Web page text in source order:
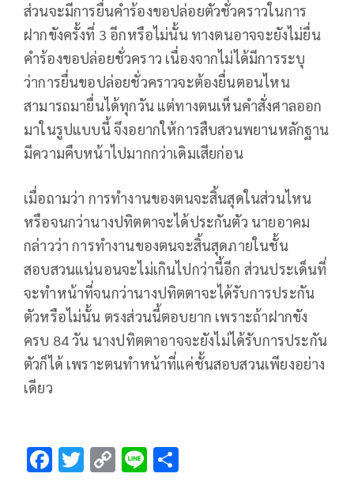
ส่วนจะมีการยื่นคำร้องขอปล่อยตัวชั่วคราวในการ
ฝากขังครั้งที่ 3 อีกหรือไม่นั้น ทางตนอาจจะยังไม่ยื่น
คำร้องขอปล่อยชั่วคราว เนื่องจากไม่ได้มีการระบุ
ว่าการยื่นขอปล่อยชั่วคราวจะต้องยื่นตอนไหน
สามารถมายื่นได้ทุกวัน แต่ทางตนเห็นคำสั่งศาลออก
มาในรูปแบบนี้ จึงอยากให้การสืบสวนพยานหลักฐาน
มีความคืบหน้าไปมากกว่าเดิมเสียก่อน
เมื่อถามว่า การทำงานของตนจะสิ้นสุดในส่วนไหน
หรือจนกว่านางปทิตตาจะได้ประกันตัว นายอาคม
กล่าวว่า การทำงานของตนจะสิ้นสุดภายในชั้น
สอบสวนแน่นอนจะไม่เกินไปกว่านี้อีก ส่วนประเด็นที่
จะทำหน้าที่จนกว่านางปทิตตาจะได้รับการประกัน
ตัวหรือไม่นั้น ตรงส่วนนี้ตอบยาก เพราะถ้าฝากขัง
ครบ 84 วัน นางปทิตตาอาจจะยังไม่ได้รับการประกัน
ตัวก็ได้ เพราะตนทำหน้าที่แค่ชั้นสอบสวนเพียงอย่าง
เดียว
F T C Li